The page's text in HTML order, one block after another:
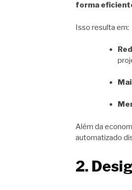
forma
Isso resulta em:
Além da
automatizado
2.